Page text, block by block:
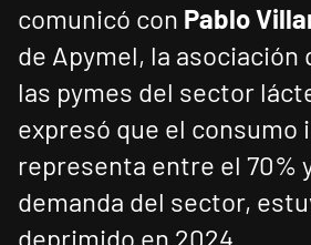
comunicó con Pablo
de Apymel, la asociación
las pymes del sector
expresó que el consumo
representa entre el 70%
demanda del sector,
deprimido en 2024.